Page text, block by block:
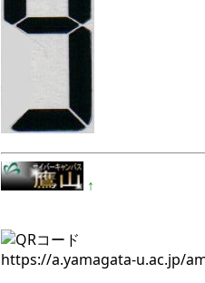
↑
https://a.yamagata-u.ac.jp/